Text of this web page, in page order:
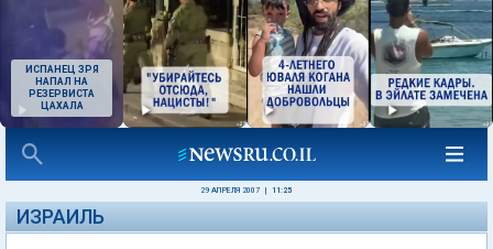
ИСПАНЕЦ ЗРЯ
НАПАЛ НА
РЕЗЕРВИСТА
ЦАХАЛА
29 АПРЕЛЯ 2007 11:25
ИЗРАИЛЬ